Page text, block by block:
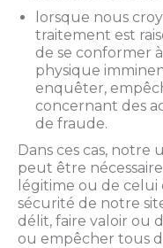
lorsque nous
traitement est
de se conformer
physique
enquêter,
concernant des
de fraude.
Dans ces cas, notre
peut être
légitime ou de celui
sécurité de notre
délit, faire valoir ou
ou empêcher tous